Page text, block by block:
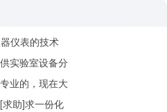
要让客户引荐你给新顾客的
和线下找客户的本质一样，
离不开营销推广的本质：人
为中心进行思考！
仪表的技术
实验室设备分
业的，现在大
广东省有哪些
助]求一份化